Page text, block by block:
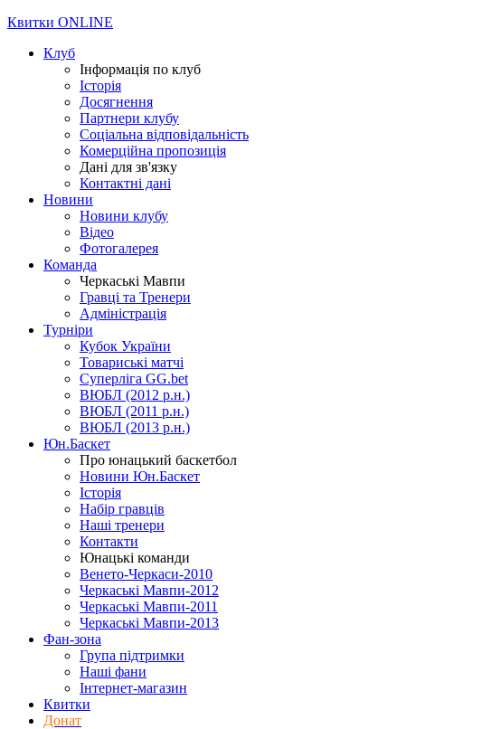
Квитки ONLINE
Клуб
Інформація по клуб
Історія
Досягнення
Партнери клубу
Соціальна відповідальність
Комерційна пропозиція
Дані для зв'язку
Контактні дані
Новини
Новини клубу
Відео
Фотогалерея
Команда
Черкаські Мавпи
Гравці та Тренери
Адміністрація
Турніри
Кубок України
Товариські матчі
Суперліга GG.bet
ВЮБЛ (2012 р.н.)
ВЮБЛ (2011 р.н.)
ВЮБЛ (2013 р.н.)
Юн.Баскет
Про юнацький баскетбол
Новини Юн.Баскет
Історія
Набір гравців
Наші тренери
Контакти
Юнацькі команди
Венето-Черкаси-2010
Черкаські Мавпи-2012
Черкаські Мавпи-2011
Черкаські Мавпи-2013
Фан-зона
Група підтримки
Наші фани
Інтернет-магазин
Квитки
Донат